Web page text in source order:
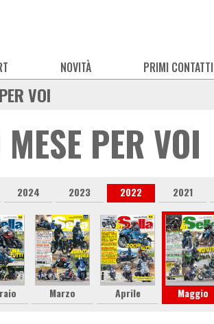
NOVITÀ PRIMI CONTATTI
VOI
MESE PER VOI
2024 2023 2022 2021
Marzo Aprile Maggio